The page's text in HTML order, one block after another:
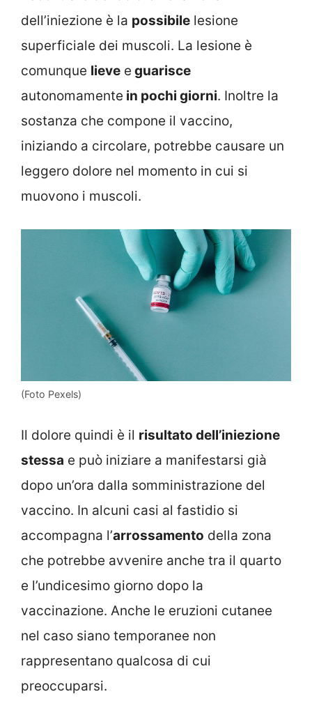
dell’iniezione è la possibile lesione
superficiale dei muscoli. La lesione è
comunque lieve e guarisce
autonomamente in pochi giorni. Inoltre la
sostanza che compone il vaccino,
iniziando a circolare, potrebbe causare un
leggero dolore nel momento in cui si
muovono i muscoli.
(Foto Pexels)
Il dolore quindi è il risultato dell’iniezione
stessa e può iniziare a manifestarsi già
dopo un’ora dalla somministrazione del
vaccino. In alcuni casi al fastidio si
accompagna l’arrossamento della zona
che potrebbe avvenire anche tra il quarto
e l’undicesimo giorno dopo la
vaccinazione. Anche le eruzioni cutanee
nel caso siano temporanee non
rappresentano qualcosa di cui
preoccuparsi.